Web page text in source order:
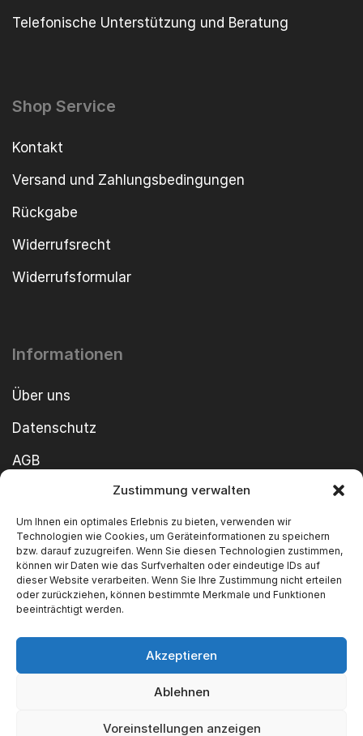
Zustimmung verwalten
Um Ihnen ein optimales Erlebnis zu bieten, verwenden wir
Technologien wie Cookies, um Geräteinformationen zu speichern
bzw. darauf zuzugreifen. Wenn Sie diesen Technologien zustimmen,
können wir Daten wie das Surfverhalten oder eindeutige IDs auf
dieser Website verarbeiten. Wenn Sie Ihre Zustimmung nicht erteilen
oder zurückziehen, können bestimmte Merkmale und Funktionen
beeinträchtigt werden.
Akzeptieren
Ablehnen
Voreinstellungen anzeigen
Telefonische Unterstützung und Beratung
Shop Service
Kontakt
Versand und Zahlungsbedingungen
Rückgabe
Widerrufsrecht
Widerrufsformular
Informationen
Über uns
Datenschutz
AGB
Cookie-Richtlinie
Impressum
Copyright ©2026 SWT GmbH Built by